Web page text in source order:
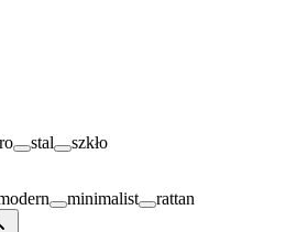
stal szkło
minimalist rattan